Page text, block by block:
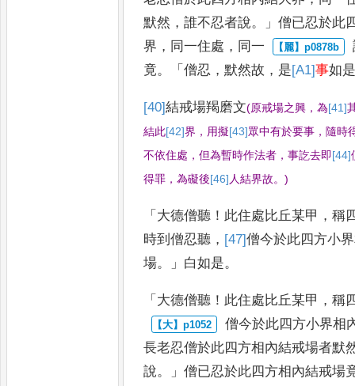
默然 ，誰不忍者說。」僧已忍於此
界 ， 同一住處 ， 同一
竟。「僧忍 ，默然故 ， 是[A1]事如
[40]結戒場羯磨文(原戒場之興 ，為[41]
結此[42]界 ， 用擬[43]眾中有於要事 ， 隨時
不依住處 ，但為暫時作法者 ，事訖去即[44]
得罪 ，為礙後[46] 人結界故。)
「 大德僧聽 ！ 此住處比丘某甲 ，稱
時到僧忍聽 ， [47]僧今於此四方小
場。」 白如是。
「 大德僧聽 ！ 此住處比丘某甲 ，稱
僧今於此四方小界相
長老忍僧於此四方相內結戒場者默
說。」僧已忍於此四方相內結戒場